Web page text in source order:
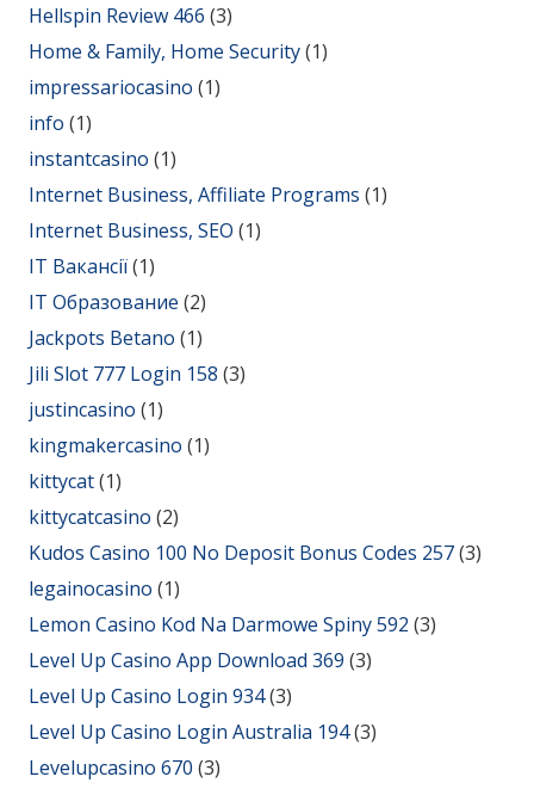
Hellspin Review 466 (3)
Home & Family, Home Security(1)
impressariocasino (1)
info (1)
instantcasino (1)
Internet Business, Affiliate Programs (1)
Internet Business, SEO (1)
IT Вакансії(1)
IT Образование (2)
Jackpots Betano (1)
Jili Slot 777 Login 158 (3)
justincasino (1)
kingmakercasino (1)
kittycat(1)
kittycatcasino (2)
Kudos Casino 100 No Deposit Bonus Codes 257(3)
legainocasino (1)
Lemon Casino Kod Na Darmowe Spiny 592 (3)
Level Up Casino App Download 369 (3)
Level Up Casino Login 934(3)
Level Up Casino Login Australia 194(3)
Levelupcasino 670 (3)